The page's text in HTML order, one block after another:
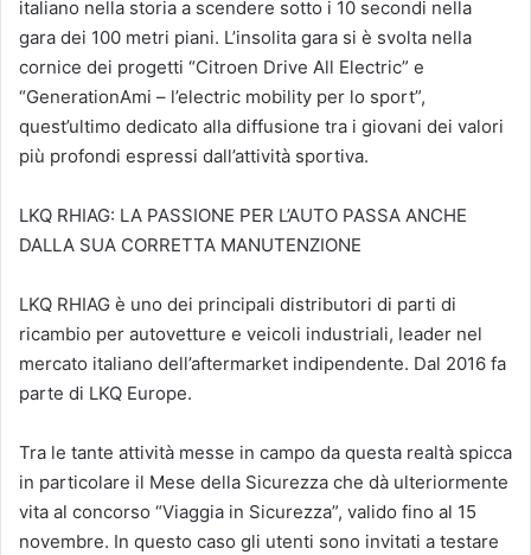
italiano nella storia a scendere sotto i 10 secondi nella
gara dei 100 metri piani. L’insolita gara si è svolta nella
cornice dei progetti “Citroen Drive All Electric” e
“GenerationAmi – l’electric mobility per lo sport”,
quest’ultimo dedicato alla diffusione tra i giovani dei valori
più profondi espressi dall’attività sportiva.
LKQ RHIAG: LA PASSIONE PER L’AUTO PASSA ANCHE
DALLA SUA CORRETTA MANUTENZIONE
LKQ RHIAG è uno dei principali distributori di parti di
ricambio per autovetture e veicoli industriali, leader nel
mercato italiano dell’aftermarket indipendente. Dal 2016 fa
parte di LKQ Europe.
Tra le tante attività messe in campo da questa realtà spicca
in particolare il Mese della Sicurezza che dà ulteriormente
vita al concorso “Viaggia in Sicurezza”, valido fino al 15
novembre. In questo caso gli utenti sono invitati a testare